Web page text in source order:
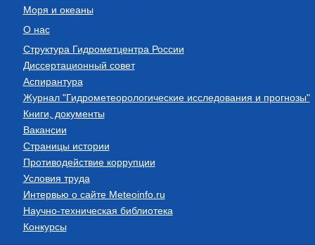
Моря и океаны
О нас
Структура Гидрометцентра России
Диссертационный совет
Аспирантура
Журнал "Гидрометеорологические исследования и прогнозы"
Книги, документы
Вакансии
Страницы истории
Противодействие коррупции
Условия труда
Интервью о сайте Meteoinfo.ru
Научно-техническая библиотека
Конкурсы